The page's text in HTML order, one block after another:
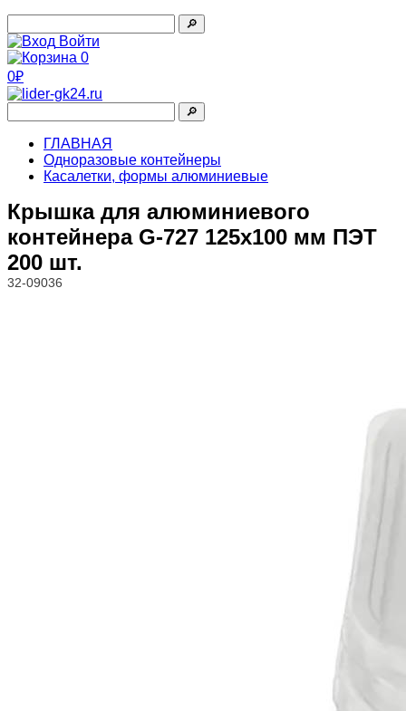
🔎︎
Войти
0
0₽
🔎︎
ГЛАВНАЯ
Одноразовые контейнеры
Касалетки, формы алюминиевые
Крышка для алюминиевого
контейнера G-727 125х100 мм ПЭТ
200 шт.
32-09036